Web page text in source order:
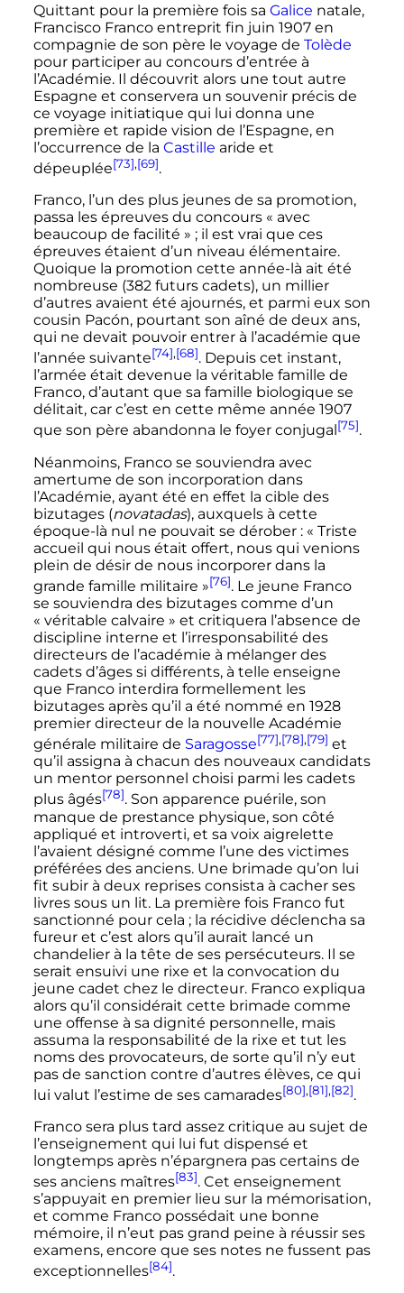
Quittant pour la première fois sa Galice natale,
Francisco Franco entreprit fin juin 1907 en
compagnie de son père le voyage de Tolède
pour participer au concours d’entrée à
l’Académie. Il découvrit alors une tout autre
Espagne et conservera un souvenir précis de
ce voyage initiatique qui lui donna une
première et rapide vision de l’Espagne, en
l’occurrence de la Castille aride et
dépeuplée[73],[69].
Franco, l’un des plus jeunes de sa promotion,
passa les épreuves du concours « avec
beaucoup de facilité » ; il est vrai que ces
épreuves étaient d’un niveau élémentaire.
Quoique la promotion cette année-là ait été
nombreuse (382 futurscadets), un millier
d’autres avaient été ajournés, et parmi eux son
cousin Pacón, pourtant son aîné de deux ans,
qui ne devait pouvoir entrer à l’académie que
l’année suivante[74],[68]. Depuis cet instant,
l’armée était devenue la véritable famille de
Franco, d’autant que sa famille biologique se
délitait, car c’est en cette même année 1907
que son père abandonna le foyer conjugal [75].
Néanmoins, Franco se souviendra avec
amertume de son incorporation dans
l’Académie, ayant été en effet la cible des
bizutages (novatadas), auxquels à cette
époque-là nul ne pouvait se dérober : « Triste
accueil qui nous était offert, nous qui venions
plein de désir de nous incorporer dans la
grande famille militaire »[76]. Le jeune Franco
se souviendra des bizutages comme d’un
« véritable calvaire » et critiquera l’absence de
discipline interne et l’irresponsabilité des
directeurs de l’académie à mélanger des
cadets d’âges si différents, à telle enseigne
que Franco interdira formellement les
bizutages après qu’il a été nommé en 1928
premier directeur de la nouvelle Académie
générale militaire de Saragosse[77],[78],[79] et
qu’il assigna à chacun des nouveaux candidats
un mentor personnel choisi parmi les cadets
plus âgés[78]. Son apparence puérile, son
manque de prestance physique, son côté
appliqué et introverti, et sa voix aigrelette
l’avaient désigné comme l’une des victimes
préférées des anciens. Une brimade qu’on lui
fit subir à deux reprises consista à cacher ses
livres sous un lit. La première fois Franco fut
sanctionné pour cela ; la récidive déclencha sa
fureur et c’est alors qu’il aurait lancé un
chandelier à la tête de ses persécuteurs. Il se
serait ensuivi une rixe et la convocation du
jeune cadet chez le directeur. Franco expliqua
alors qu’il considérait cette brimade comme
une offense à sa dignité personnelle, mais
assuma la responsabilité de la rixe et tut les
noms des provocateurs, de sorte qu’il n’y eut
pas de sanction contre d’autres élèves, ce qui
lui valut l’estime de ses camarades[80],[81],[82].
Franco sera plus tard assez critique au sujet de
l’enseignement qui lui fut dispensé et
longtemps après n’épargnera pas certains de
ses anciens maîtres[83]. Cet enseignement
s’appuyait en premier lieu sur la mémorisation,
et comme Franco possédait une bonne
mémoire, il n’eut pas grand peine à réussir ses
examens, encore que ses notes ne fussent pas
exceptionnelles[84].